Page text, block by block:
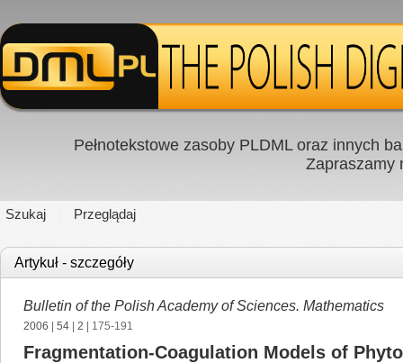
Pełnotekstowe zasoby PLDML oraz innych
Zapraszamy
Szukaj Przeglądaj
Artykuł - szczegóły
Bulletin of the Polish Academy of Sciences. Mathematics
2006 54 2 | 175-191
Fragmentation-Coagulation Models of